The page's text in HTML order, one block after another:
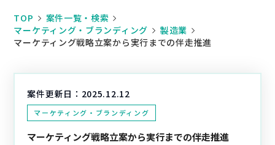
TOP
案件一覧・検索
マーケティング・ブランディング
製造業
マーケティング戦略立案から実行までの伴走推進
案件更新日： 2025.12.12
マーケティング・ブランディング
マーケティング戦略立案から実行までの伴走推進